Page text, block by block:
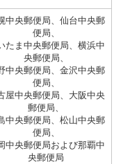
中央郵便局、仙台中央郵
便局、
たま中央郵便局、横浜中
央郵便局、
中央郵便局、金沢中央郵
便局、
屋中央郵便局、大阪中央
郵便局、
中央郵便局、松山中央郵
便局、
中央郵便局および那覇中
央郵便局